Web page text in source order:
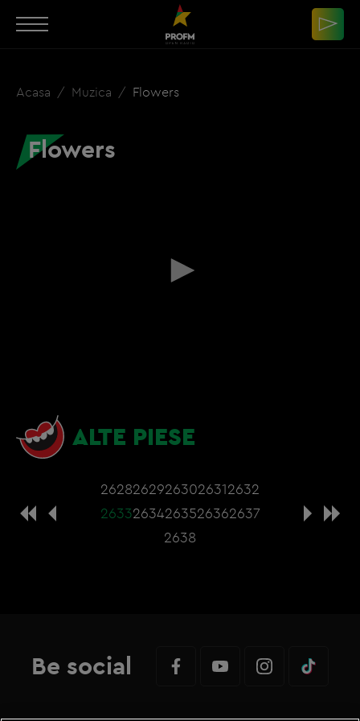
Acasa Muzica Flowers
Flowers
ALTE PIESE
26282629263026312632
26332634263526362637
2638
Be social